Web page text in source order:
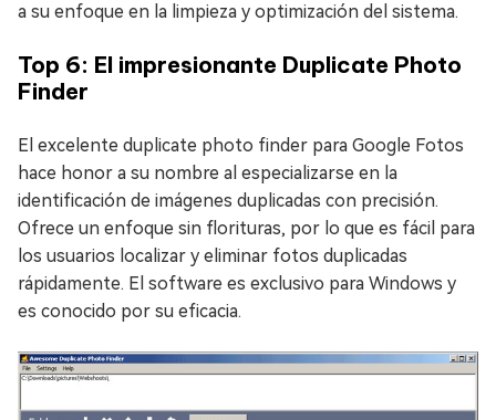
a su enfoque en la limpieza y optimización del sistema.
Top 6: El impresionante Duplicate Photo
Finder
El excelente duplicate photo finder para Google Fotos
hace honor a su nombre al especializarse en la
identificación de imágenes duplicadas con precisión.
Ofrece un enfoque sin florituras, por lo que es fácil para
los usuarios localizar y eliminar fotos duplicadas
rápidamente. El software es exclusivo para Windows y
es conocido por su eficacia.